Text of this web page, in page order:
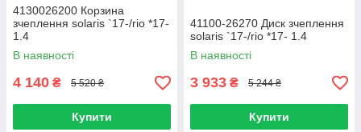
4130026200 Корзина
зчеплення solaris `17-/rio *17-
1.4
В наявності
4 140 ₴ 5 520 ₴
Купити
41100-26270 Диск зчеплення
solaris `17-/rio *17- 1.4
В наявності
3 933 ₴ 5 244 ₴
Купити